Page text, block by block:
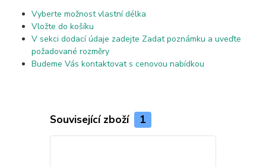
Vyberte možnost vlastní délka
Vložte do košíku
V sekci dodací údaje zadejte Zadat poznámku a uveďte
požadované rozměry
Budeme Vás kontaktovat s cenovou nabídkou
Související zboží 1